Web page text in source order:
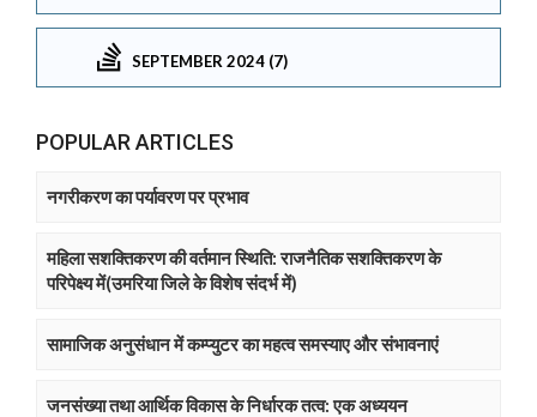
SEPTEMBER 2024 (7)
POPULAR ARTICLES
नगरीकरण का पर्यावरण पर प्रभाव
महिला सशक्तिकरण की वर्तमान स्थिति: राजनैतिक सशक्तिकरण के
परिपेक्ष्य में(उमरिया जिले के विशेष संदर्भ में)
सामाजिक अनुसंधान में कम्प्युटर का महत्व समस्याए और संभावनाएं
जनसंख्या तथा आर्थिक विकास के निर्धारक तत्व: एक अध्ययन